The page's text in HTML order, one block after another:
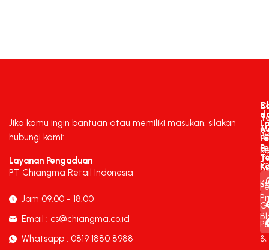
Jika kamu ingin bantuan atau memiliki masukan, silakan
hubungi kami:
Layanan Pengaduan
PT Chiangma Retail Indonesia
Jam 09.00 - 18.00
Email : cs@chiangma.co.id
Whatsapp : 0819 1880 8988
&